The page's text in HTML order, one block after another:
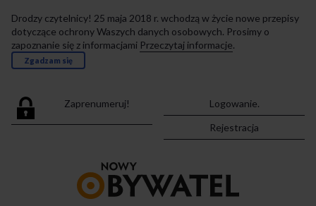
Drodzy czytelnicy! 25 maja 2018 r. wchodzą w życie nowe przepisy
dotyczące ochrony Waszych danych osobowych. Prosimy o
zapoznanie się z informacjami Przeczytaj informacje.
Zgadzam się
Zaprenumeruj!
Logowanie.
Rejestracja
strony